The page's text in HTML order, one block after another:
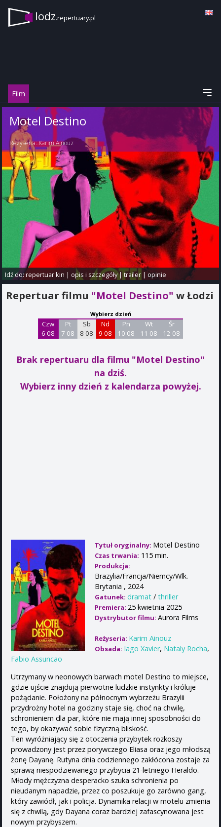
lodz.repertuary.pl
Film
Motel Destino
Reżyseria:Karim Ainouz
Idź do:repertuar kin |opis i szczegóły|trailer |opinie
Repertuar filmu "Motel Destino" w Łodzi
Wybierz dzień
Czw
6 08
Pt
7 08
Sb
8 08
Nd
9 08
Pn
10 08
Wt
11 08
Śr
12 08
Brak repertuaru dla filmu "Motel Destino"
na dziś.
Wybierz inny dzień z kalendarza powyżej.
Tytuł oryginalny: Motel Destino
Czas trwania: 115 min.
Produkcja:
Brazylia/Francja/Niemcy/Wlk.
Brytania , 2024
Gatunek: dramat / thriller
Premiera: 25 kwietnia 2025
Dystrybutor filmu: Aurora Films
Reżyseria: Karim Ainouz
Obsada: Iago Xavier, Nataly Rocha,
Fabio Assuncao
Utrzymany w neonowych barwach motel Destino to miejsce,
gdzie ujście znajdują pierwotne ludzkie instynkty i króluje
pożądanie. Położony na północnym wybrzeżu Brazylii
przydrożny hotel na godziny staje się, choć na chwilę,
schronieniem dla par, które nie mają innej sposobności do
tego, by okazywać sobie fizyczną bliskość.
Ten wyróżniający się z otoczenia przybytek rozkoszy
prowadzony jest przez porywczego Eliasa oraz jego młodszą
żonę Dayanę. Rutyna dnia codziennego zakłócona zostaje za
sprawą niespodziewanego przybycia 21-letniego Heraldo.
Młody mężczyzna desperacko szuka schronienia po
nieudanym napadzie, przez co poszukuje go zarówno gang,
który zawiódł, jak i policja. Dynamika relacji w motelu zmienia
się z chwilą, gdy Dayana coraz bardziej zafascynowana jest
nowym przybyszem.